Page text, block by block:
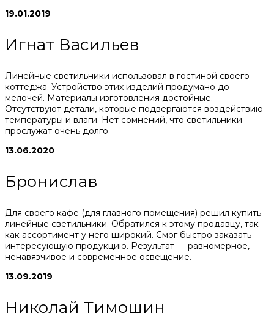
19.01.2019
Игнат Васильев
Линейные светильники использовал в гостиной своего
коттеджа. Устройство этих изделий продумано до
мелочей. Материалы изготовления достойные.
Отсутствуют детали, которые подвергаются воздействию
температуры и влаги. Нет сомнений, что светильники
прослужат очень долго.
13.06.2020
Бронислав
Для своего кафе (для главного помещения) решил купить
линейные светильники. Обратился к этому продавцу, так
как ассортимент у него широкий. Смог быстро заказать
интересующую продукцию. Результат — равномерное,
ненавязчивое и современное освещение.
13.09.2019
Николай Тимошин